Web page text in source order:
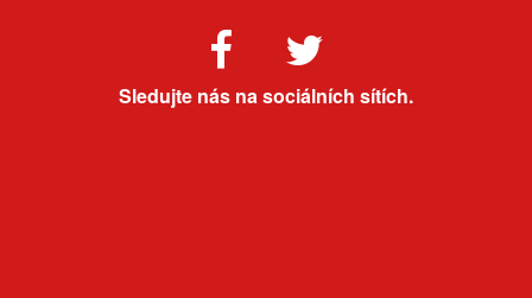
Sledujte nás na sociálních sítích.